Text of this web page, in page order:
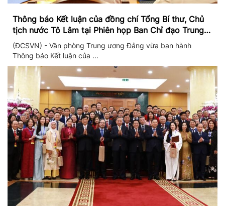
Thông báo Kết luận của đồng chí Tổng Bí thư, Chủ
tịch nước Tô Lâm tại Phiên họp Ban Chỉ đạo Trung
ương thực hiện Nghị quyết 57
(ĐCSVN) - Văn phòng Trung ương Đảng vừa ban hành
Thông báo Kết luận của ...